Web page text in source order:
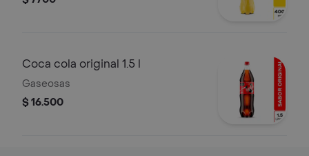
Coca cola original 1.5 l
Gaseosas
$ 16.500